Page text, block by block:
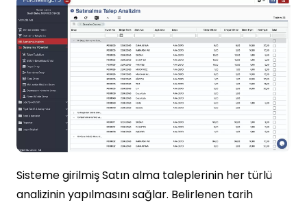
Sisteme girilmiş Satın alma taleplerinin her türlü
analizinin yapılmasını sağlar. Belirlenen tarih